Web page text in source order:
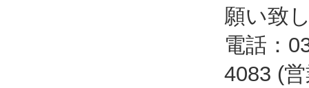
願い致
電話：
4083 (